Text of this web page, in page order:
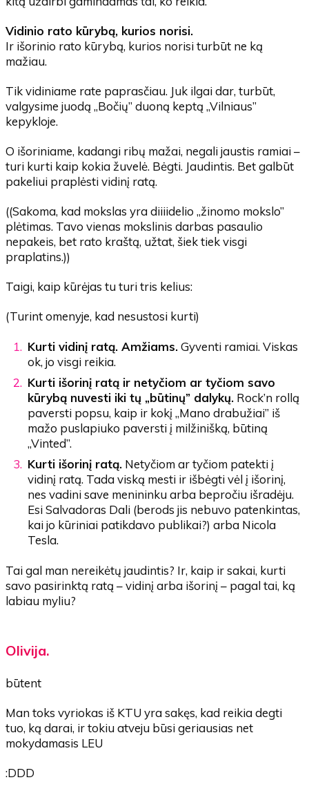
Vidinio rato kūrybą, kurios norisi.
Ir išorinio rato kūrybą, kurios norisi turbūt ne ką
mažiau.
Tik vidiniame rate paprasčiau. Juk ilgai dar, turbūt,
valgysime juodą „Bočių” duoną keptą „Vilniaus”
kepykloje.
O išoriniame, kadangi ribų mažai, negali jaustis ramiai –
turi kurti kaip kokia žuvelė. Bėgti. Jaudintis. Bet galbūt
pakeliui praplėsti vidinį ratą.
((Sakoma, kad mokslas yra diiiidelio „žinomo mokslo”
plėtimas. Tavo vienas mokslinis darbas pasaulio
nepakeis, bet rato kraštą, užtat, šiek tiek visgi
praplatins.))
Taigi, kaip kūrėjas tu turi tris kelius:
(Turint omenyje, kad nesustosi kurti)
Kurti vidinį ratą. Amžiams.Gyventi ramiai. Viskas
ok, jo visgi reikia.
Kurti išorinį ratą ir netyčiom ar tyčiom savo
kūrybą nuvesti iki tų „būtinų” dalykų. Rock’n rollą
paversti popsu, kaip ir kokį „Mano drabužiai” iš
mažo puslapiuko paversti į milžinišką, būtiną
„Vinted”.
Kurti išorinį ratą. Netyčiom ar tyčiom patekti į
vidinį ratą. Tada viską mesti ir išbėgti vėl į išorinį,
nes vadini save menininku arba bepročiu išradėju.
Esi Salvadoras Dali (berods jis nebuvo patenkintas,
kai jo kūriniai patikdavo publikai?) arba Nicola
Tesla.
Tai gal man nereikėtų jaudintis? Ir, kaip ir sakai, kurti
savo pasirinktą ratą – vidinį arba išorinį – pagal tai, ką
labiau myliu?
Olivija.
būtent
Man toks vyriokas iš KTU yra sakęs, kad reikia degti
tuo, ką darai, ir tokiu atveju būsi geriausias net
mokydamasis LEU
:DDD